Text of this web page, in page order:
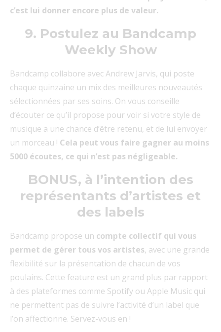
c’est lui donner encore plus de valeur.
9. Postulez au Bandcamp
Weekly Show
Bandcamp collabore avec Andrew Jarvis, qui poste
chaque quinzaine un mix des meilleures nouveautés
sélectionnées par ses soins. On vous conseille
d’écouter ce qu’il propose pour voir si votre style de
musique a une chance d’être retenu, et de lui envoyer
un morceau ! Cela peut vous faire gagner au moins
5000 écoutes, ce qui n’est pas négligeable.
BONUS, à l’intention des
représentants d’artistes et
des labels
Bandcamp propose un compte collectif qui vous
permet de gérer tous vos artistes, avec une grande
flexibilité sur la présentation de chacun de vos
poulains. Cette feature est un grand plus par rapport
à des plateformes comme Spotify ou Apple Music qui
ne permettent pas de suivre l’activité d’un label que
l’on affectionne. Servez-vous en !